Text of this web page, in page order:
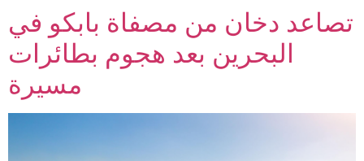
تصاعد دخان من مصفاة بابكو في
البحرين بعد هجوم بطائرات
مسيرة